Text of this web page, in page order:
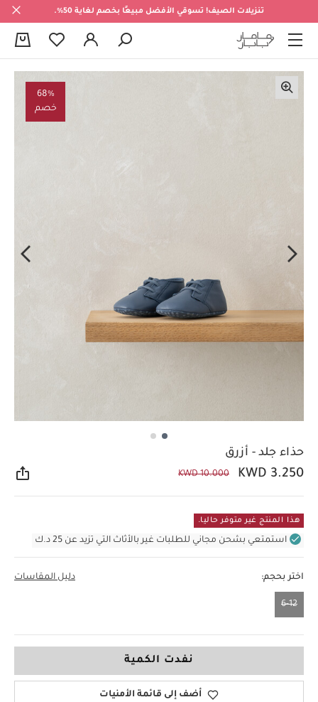
تنزيلات الصيف! تسوقي الأفضل مبيعًا بخصم لغاية 50%.
68%
خصم
حذاء جلد - أزرق
KWD 3.250
KWD 10.000
هذا المنتج غير متوفر حاليا.
استمتعي بشحن مجاني للطلبات غير بالأثاث التي تزيد عن 25 د.ك
اختر بحجم: دليل المقاسات
6-12
نفدت الكمية
أضف إلى قائمة الأمنيات